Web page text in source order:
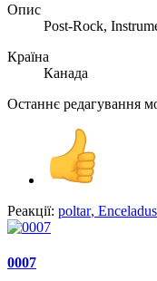
Опис
Post-Rock,
Країна
Канада
Останнє редагування
Реакції: poltar, Enceladus
0007